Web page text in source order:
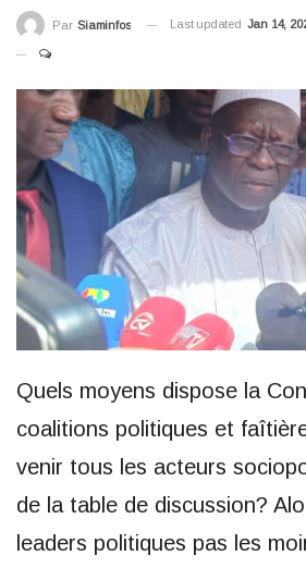
Par Siaminfos Last updated Jan 14,
Quels moyens dispose la
coalitions politiques et
venir tous les acteurs
de la table de discussion?
leaders politiques pas les